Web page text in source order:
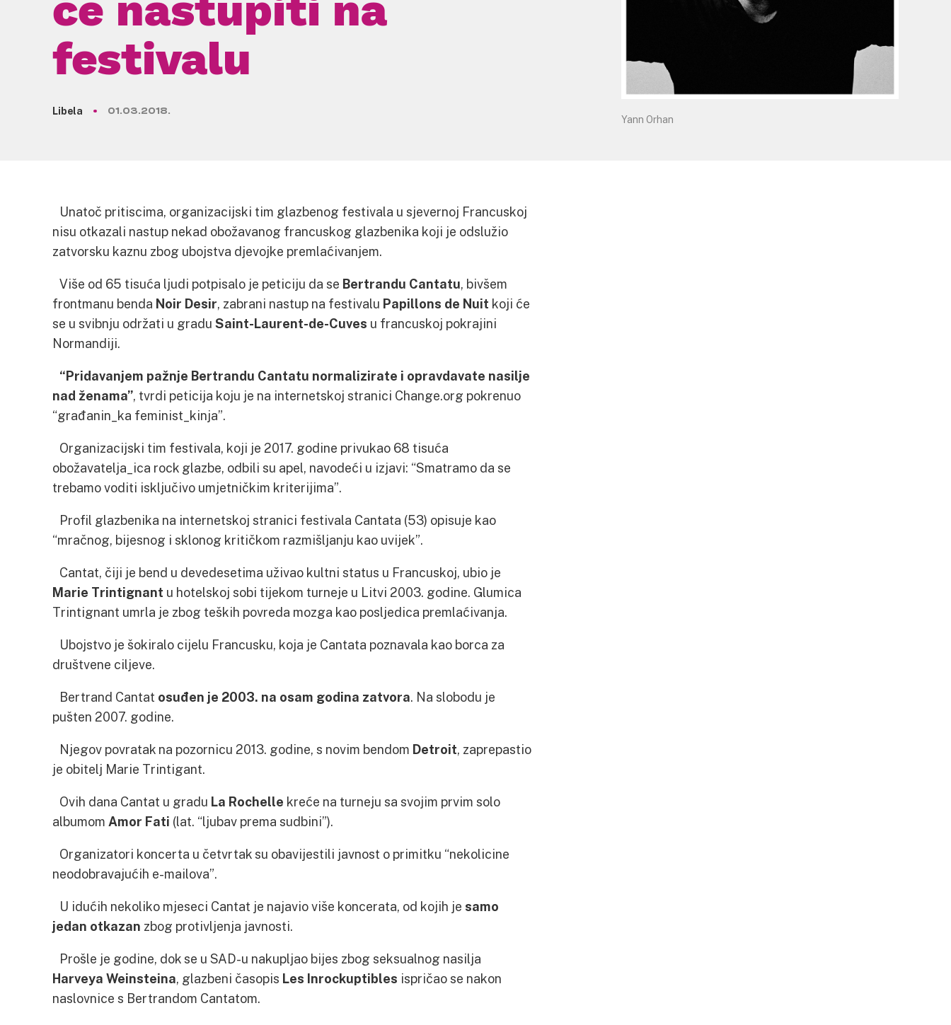
festivalu
Libela 01.03.2018.
Yann Orhan
Unatoč pritiscima, organizacijski tim glazbenog festivala u sjevernoj Francuskoj
nisu otkazali nastup nekad obožavanog francuskog glazbenika koji je odslužio
zatvorsku kaznu zbog ubojstva djevojke premlaćivanjem.
Više od 65 tisuća ljudi potpisalo je peticiju da se Bertrandu Cantatu, bivšem
frontmanu benda Noir Desir, zabrani nastup na festivalu Papillons de Nuit koji će
se u svibnju održati u gradu Saint-Laurent-de-Cuves u francuskoj pokrajini
Normandiji.
“Pridavanjem pažnje Bertrandu Cantatu normalizirate i opravdavate nasilje
nad ženama”, tvrdi peticija koju je na internetskoj stranici Change.org pokrenuo
“građanin_ka feminist_kinja”.
Organizacijski tim festivala, koji je 2017. godine privukao 68 tisuća
obožavatelja_ica rock glazbe, odbili su apel, navodeći u izjavi: “Smatramo da se
trebamo voditi isključivo umjetničkim kriterijima”.
Profil glazbenika na internetskoj stranici festivala Cantata (53) opisuje kao
“mračnog, bijesnog i sklonog kritičkom razmišljanju kao uvijek”.
Cantat, čiji je bend u devedesetima uživao kultni status u Francuskoj, ubio je
Marie Trintignant u hotelskoj sobi tijekom turneje u Litvi 2003. godine. Glumica
Trintignant umrla je zbog teških povreda mozga kao posljedica premlaćivanja.
Ubojstvo je šokiralo cijelu Francusku, koja je Cantata poznavala kao borca za
društvene ciljeve.
Bertrand Cantat osuđen je 2003. na osam godina zatvora. Na slobodu je
pušten 2007. godine.
Njegov povratak na pozornicu 2013. godine, s novim bendom Detroit, zaprepastio
je obitelj Marie Trintigant.
Ovih dana Cantat u gradu La Rochelle kreće na turneju sa svojim prvim solo
albumom Amor Fati (lat. “ljubav prema sudbini”).
Organizatori koncerta u četvrtak su obavijestili javnost o primitku “nekolicine
neodobravajućih e-mailova”.
U idućih nekoliko mjeseci Cantat je najavio više koncerata, od kojih je samo
jedan otkazan zbog protivljenja javnosti.
Prošle je godine, dok se u SAD-u nakupljao bijes zbog seksualnog nasilja
Harveya Weinsteina, glazbeni časopis Les Inrockuptibles ispričao se nakon
naslovnice s Bertrandom Cantatom.